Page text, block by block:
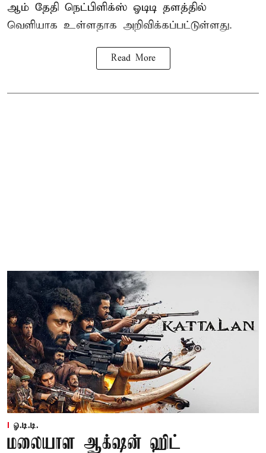
ஆம் தேதி நெட்பிளிக்ஸ் ஓடிடி தளத்தில்
வெளியாக உள்ளதாக அறிவிக்கப்பட்டுள்ளது.
Read More
ஓ.டி.டி.
மலையாள ஆக்‌ஷன் ஹிட்